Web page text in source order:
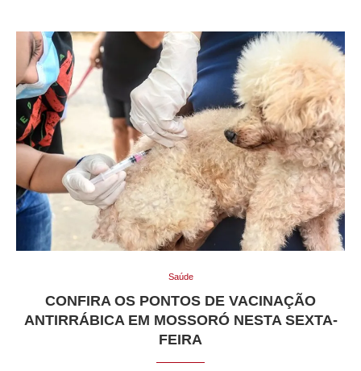
Saúde
CONFIRA OS PONTOS DE VACINAÇÃO
ANTIRRÁBICA EM MOSSORÓ NESTA SEXTA-
FEIRA